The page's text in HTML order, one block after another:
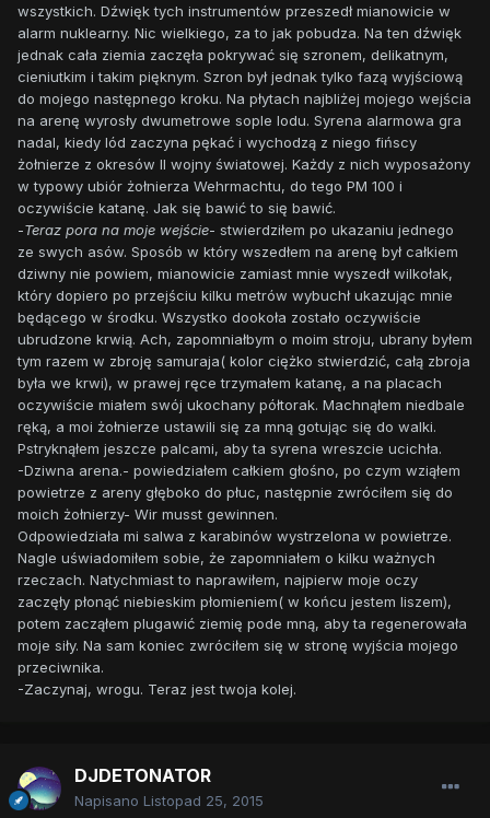
wszystkich. Dźwięk tych instrumentów przeszedł mianowicie w
alarm nuklearny. Nic wielkiego, za to jak pobudza. Na ten dźwięk
jednak cała ziemia zaczęła pokrywać się szronem, delikatnym,
cieniutkim i takim pięknym. Szron był jednak tylko fazą wyjściową
do mojego następnego kroku. Na płytach najbliżej mojego wejścia
na arenę wyrosły dwumetrowe sople lodu. Syrena alarmowa gra
nadal, kiedy lód zaczyna pękać i wychodzą z niego fińscy
żołnierze z okresów II wojny światowej. Każdy z nich wyposażony
w typowy ubiór żołnierza Wehrmachtu, do tego PM 100 i
oczywiście katanę. Jak się bawić to się bawić.
-Teraz pora na moje wejście- stwierdziłem po ukazaniu jednego
ze swych asów. Sposób w który wszedłem na arenę był całkiem
dziwny nie powiem, mianowicie zamiast mnie wyszedł wilkołak,
który dopiero po przejściu kilku metrów wybuchł ukazując mnie
będącego w środku. Wszystko dookoła zostało oczywiście
ubrudzone krwią. Ach, zapomniałbym o moim stroju, ubrany byłem
tym razem w zbroję samuraja( kolor ciężko stwierdzić, całą zbroja
była we krwi), w prawej ręce trzymałem katanę, a na placach
oczywiście miałem swój ukochany półtorak. Machnąłem niedbale
ręką, a moi żołnierze ustawili się za mną gotując się do walki.
Pstryknąłem jeszcze palcami, aby ta syrena wreszcie ucichła.
-Dziwna arena.- powiedziałem całkiem głośno, po czym wziąłem
powietrze z areny głęboko do płuc, następnie zwróciłem się do
moich żołnierzy- Wir musst gewinnen.
Odpowiedziała mi salwa z karabinów wystrzelona w powietrze.
Nagle uświadomiłem sobie, że zapomniałem o kilku ważnych
rzeczach. Natychmiast to naprawiłem, najpierw moje oczy
zaczęły płonąć niebieskim płomieniem( w końcu jestem liszem),
potem zacząłem plugawić ziemię pode mną, aby ta regenerowała
moje siły. Na sam koniec zwróciłem się w stronę wyjścia mojego
przeciwnika.
-Zaczynaj, wrogu. Teraz jest twoja kolej.
DJDETONATOR
Napisano Listopad 25, 2015